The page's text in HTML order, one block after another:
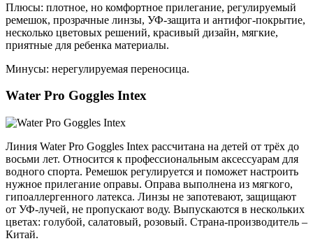
Плюсы: плотное, но комфортное прилегание, регулируемый
ремешок, прозрачные линзы, УФ-защита и антифог-покрытие,
несколько цветовых решений, красивый дизайн, мягкие,
приятные для ребенка материалы.
Минусы: нерегулируемая переносица.
Water Pro Goggles Intex
Линия Water Pro Goggles Intex рассчитана на детей от трёх до
восьми лет. Относится к профессиональным аксессуарам для
водного спорта. Ремешок регулируется и поможет настроить
нужное прилегание оправы. Оправа выполнена из мягкого,
гипоаллергенного латекса. Линзы не запотевают, защищают
от УФ-лучей, не пропускают воду. Выпускаются в нескольких
цветах: голубой, салатовый, розовый. Страна-производитель –
Китай.